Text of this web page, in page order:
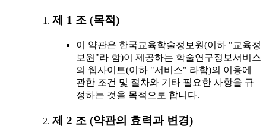
제 1 조 (목적)
이 약관은 한국교육학술정보원(이하 "교육정
보원"라 함)이 제공하는 학술연구정보서비스
의 웹사이트(이하 "서비스" 라함)의 이용에
관한 조건 및 절차와 기타 필요한 사항을 규
정하는 것을 목적으로 합니다.
제 2 조 (약관의 효력과 변경)